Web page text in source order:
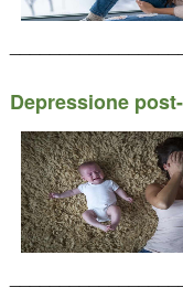
Depressione